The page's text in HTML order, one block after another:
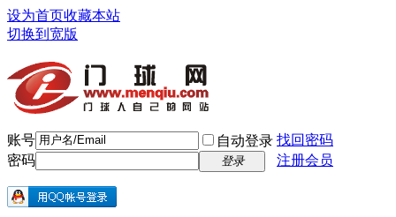
设为首页收藏本站
切换到宽版
账号 自动登录 找回密码
密码
登录 注册会员